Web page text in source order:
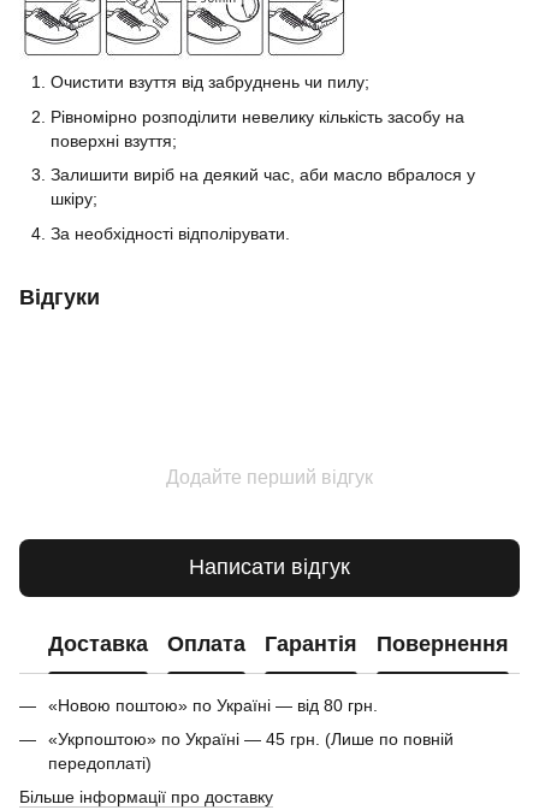
Очистити взуття від забруднень чи пилу;
Рівномірно розподілити невелику кількість засобу на
поверхні взуття;
Залишити виріб на деякий час, аби масло вбралося у
шкіру;
За необхідності відполірувати.
Відгуки
Додайте перший відгук
Написати відгук
Доставка Оплата Гарантія Повернення
«Новою поштою» по Україні — від 80 грн.
«Укрпоштою» по Україні — 45 грн. (Лише по повній
передоплаті)
Більше інформації про доставку